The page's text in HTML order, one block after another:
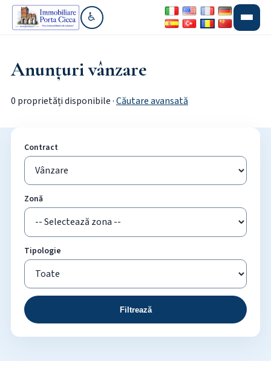
♿Mergi la secțiunea accesibilitate
Anunțuri vânzare
0 proprietăți disponibile ·Căutare avansată
Contract
Zonă
Tipologie
Filtrează